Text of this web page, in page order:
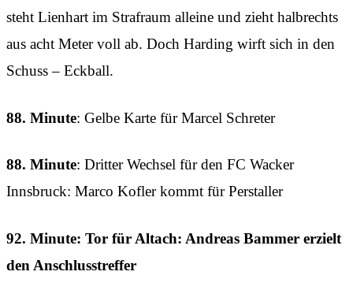
steht Lienhart im Strafraum alleine und zieht halbrechts
aus acht Meter voll ab. Doch Harding wirft sich in den
Schuss – Eckball.
88. Minute: Gelbe Karte für Marcel Schreter
88. Minute: Dritter Wechsel für den FC Wacker
Innsbruck: Marco Kofler kommt für Perstaller
92. Minute: Tor für Altach: Andreas Bammer erzielt
den Anschlusstreffer